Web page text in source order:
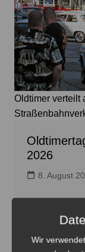
Oldtimer verteilt
2026
8. August
Wir